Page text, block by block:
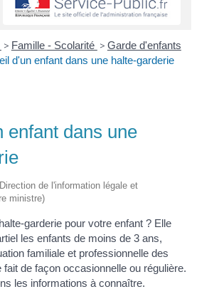
> Famille - Scolarité > Garde d'enfants
d'un enfant dans une halte-garderie
enfant dans une
de l'information légale et
ministre)
garderie pour votre enfant ? Elle
les enfants de moins de 3 ans,
familiale et professionnelle des
de façon occasionnelle ou régulière.
les informations à connaître.